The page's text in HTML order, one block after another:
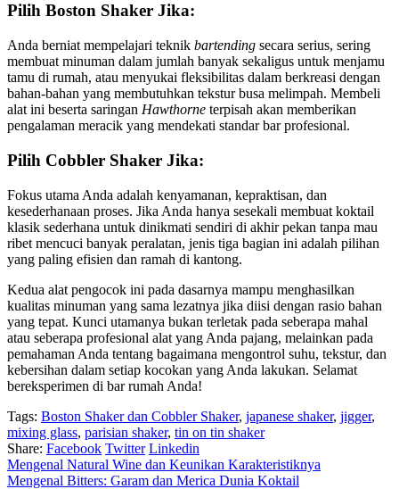
Pilih Boston Shaker Jika:
Anda berniat mempelajari teknik bartending secara serius, sering
membuat minuman dalam jumlah banyak sekaligus untuk menjamu
tamu di rumah, atau menyukai fleksibilitas dalam berkreasi dengan
bahan-bahan yang membutuhkan tekstur busa melimpah. Membeli
alat ini beserta saringan Hawthorne terpisah akan memberikan
pengalaman meracik yang mendekati standar bar profesional.
Pilih Cobbler Shaker Jika:
Fokus utama Anda adalah kenyamanan, kepraktisan, dan
kesederhanaan proses. Jika Anda hanya sesekali membuat koktail
klasik sederhana untuk dinikmati sendiri di akhir pekan tanpa mau
ribet mencuci banyak peralatan, jenis tiga bagian ini adalah pilihan
yang paling efisien dan ramah di kantong.
Kedua alat pengocok ini pada dasarnya mampu menghasilkan
kualitas minuman yang sama lezatnya jika diisi dengan rasio bahan
yang tepat. Kunci utamanya bukan terletak pada seberapa mahal
atau seberapa profesional alat yang Anda pajang, melainkan pada
pemahaman Anda tentang bagaimana mengontrol suhu, tekstur, dan
kebersihan dalam setiap kocokan yang Anda lakukan. Selamat
bereksperimen di bar rumah Anda!
Tags: Boston Shaker dan Cobbler Shaker, japanese shaker, jigger,
mixing glass, parisian shaker, tin on tin shaker
Share: Facebook Twitter Linkedin
Mengenal Natural Wine dan Keunikan Karakteristiknya
Mengenal Bitters: Garam dan Merica Dunia Koktail